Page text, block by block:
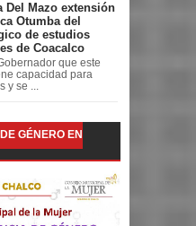
Del Mazo extensión
Otumba del
de estudios
de Coacalco
que este
capacidad para
se ...
GÉNERO EN